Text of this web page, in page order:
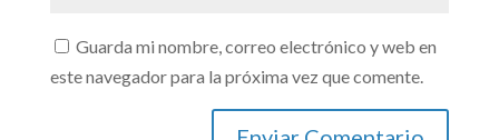
Guarda mi nombre, correo electrónico y web en
este navegador para la próxima vez que comente.